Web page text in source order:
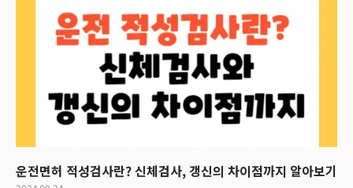
운전면허 적성검사란? 신체검사, 갱신의 차이점까지 알아보기